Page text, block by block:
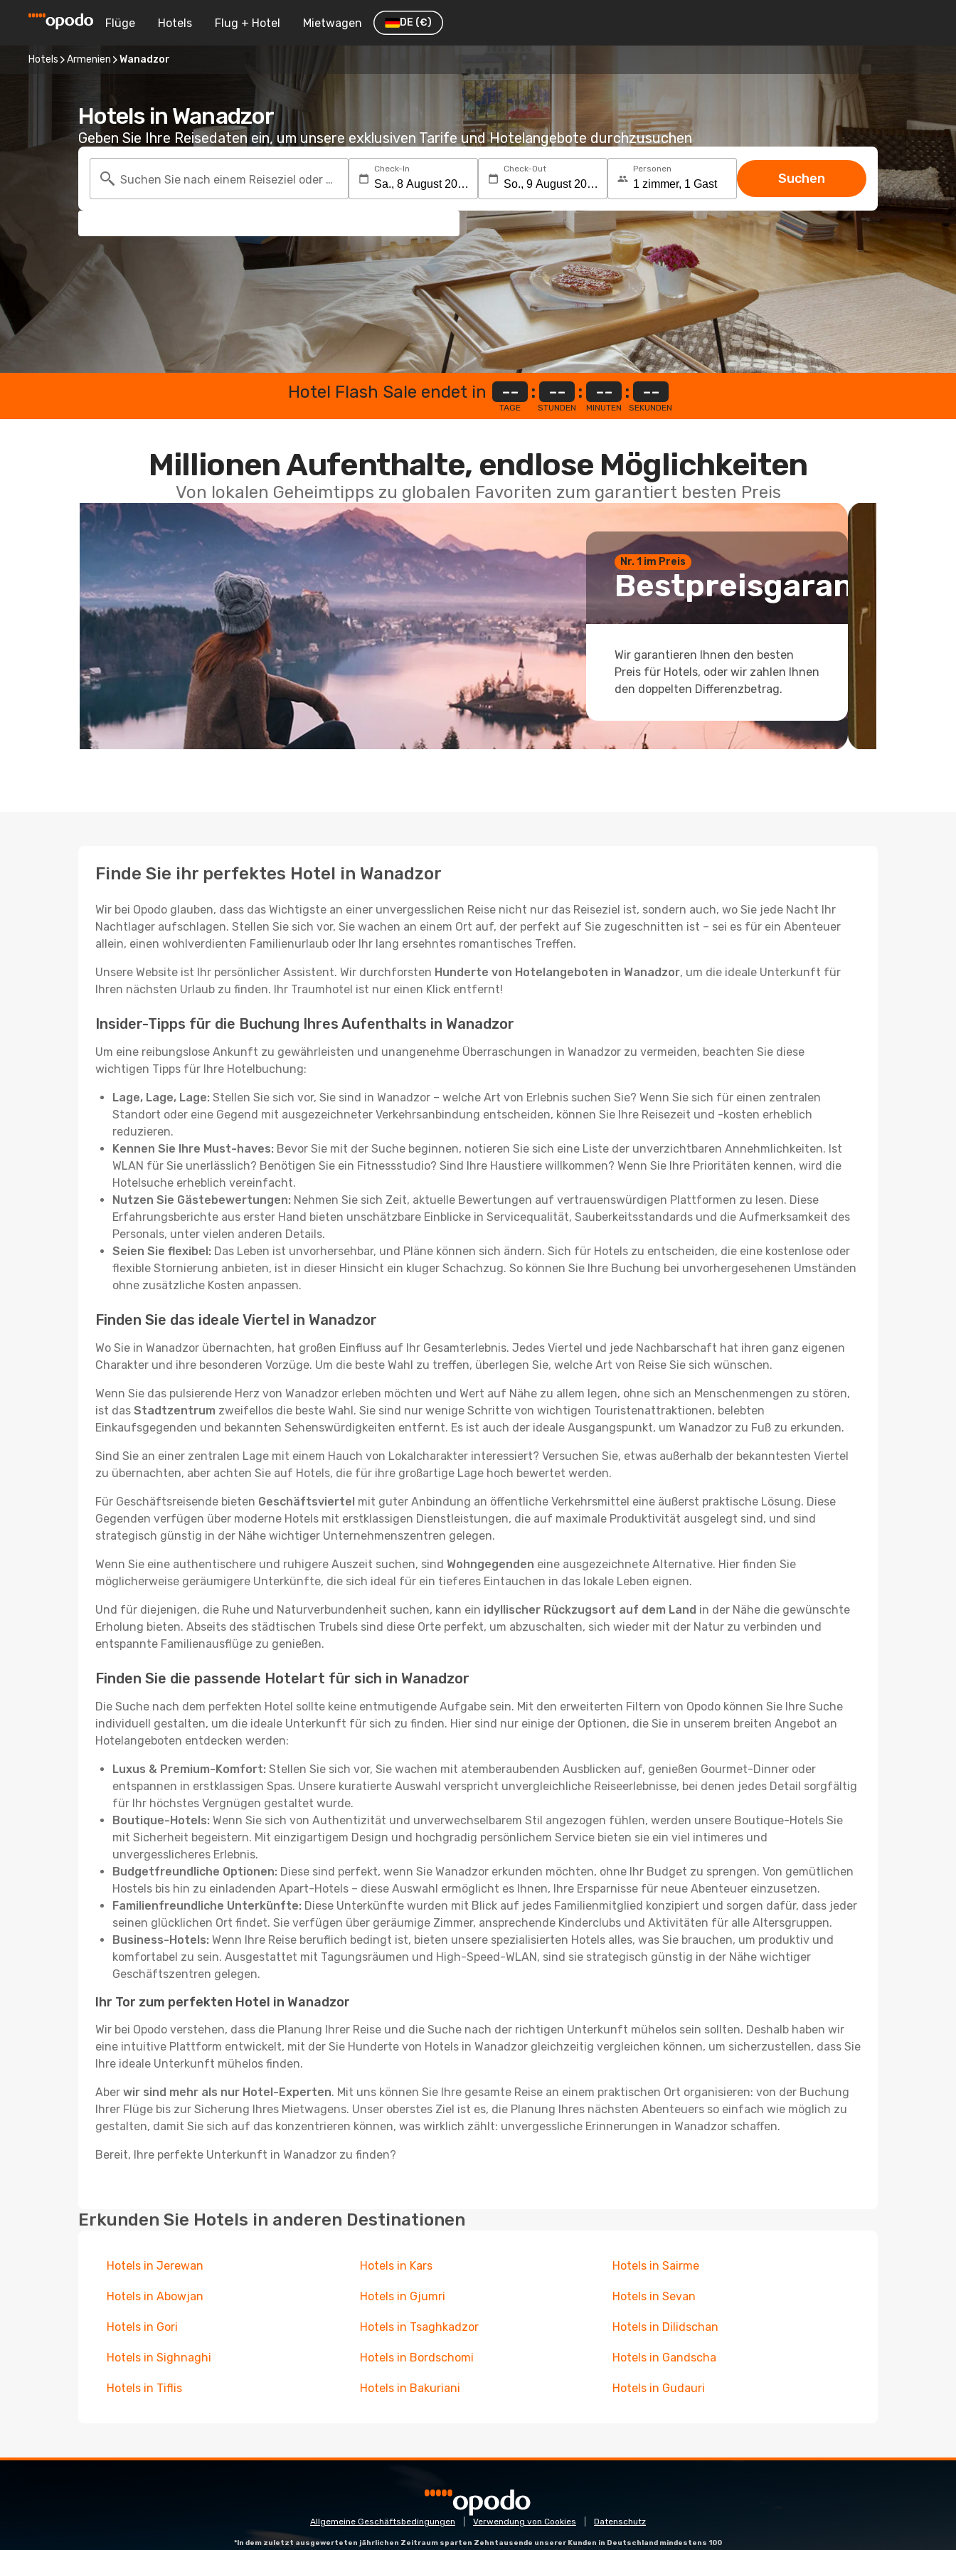
Flüge Hotels Flug + Hotel Mietwagen DE (€)
Hotels Armenien Wanadzor
Hotels in Wanadzor
Geben Sie Ihre Reisedaten ein, um unsere exklusiven Tarife und Hotelangebote durchzusuchen
Suchen Sie nach einem Reiseziel oder Hotel
Check-In Check-Out Personen
Suchen
Hotel Flash Sale endet in --
TAGE
: --
STUNDEN
: --
MINUTEN
: --
SEKUNDEN
Millionen Aufenthalte, endlose Möglichkeiten
Von lokalen Geheimtipps zu globalen Favoriten zum garantiert besten Preis
Nr. 1 im Preis
Bestpreisgarantie
Wir garantieren Ihnen den besten
Preis für Hotels, oder wir zahlen Ihnen
den doppelten Differenzbetrag.
Finde Sie ihr perfektes Hotel in Wanadzor
Wir bei Opodo glauben, dass das Wichtigste an einer unvergesslichen Reise nicht nur das Reiseziel ist, sondern auch, wo Sie jede Nacht Ihr
Nachtlager aufschlagen. Stellen Sie sich vor, Sie wachen an einem Ort auf, der perfekt auf Sie zugeschnitten ist – sei es für ein Abenteuer
allein, einen wohlverdienten Familienurlaub oder Ihr lang ersehntes romantisches Treffen.
Unsere Website ist Ihr persönlicher Assistent. Wir durchforsten Hunderte von Hotelangeboten in Wanadzor, um die ideale Unterkunft für
Ihren nächsten Urlaub zu finden. Ihr Traumhotel ist nur einen Klick entfernt!
Insider-Tipps für die Buchung Ihres Aufenthalts in Wanadzor
Um eine reibungslose Ankunft zu gewährleisten und unangenehme Überraschungen in Wanadzor zu vermeiden, beachten Sie diese
wichtigen Tipps für Ihre Hotelbuchung:
Lage, Lage, Lage: Stellen Sie sich vor, Sie sind in Wanadzor – welche Art von Erlebnis suchen Sie? Wenn Sie sich für einen zentralen
Standort oder eine Gegend mit ausgezeichneter Verkehrsanbindung entscheiden, können Sie Ihre Reisezeit und -kosten erheblich
reduzieren.
Kennen Sie Ihre Must-haves: Bevor Sie mit der Suche beginnen, notieren Sie sich eine Liste der unverzichtbaren Annehmlichkeiten. Ist
WLAN für Sie unerlässlich? Benötigen Sie ein Fitnessstudio? Sind Ihre Haustiere willkommen? Wenn Sie Ihre Prioritäten kennen, wird die
Hotelsuche erheblich vereinfacht.
Nutzen Sie Gästebewertungen: Nehmen Sie sich Zeit, aktuelle Bewertungen auf vertrauenswürdigen Plattformen zu lesen. Diese
Erfahrungsberichte aus erster Hand bieten unschätzbare Einblicke in Servicequalität, Sauberkeitsstandards und die Aufmerksamkeit des
Personals, unter vielen anderen Details.
Seien Sie flexibel: Das Leben ist unvorhersehbar, und Pläne können sich ändern. Sich für Hotels zu entscheiden, die eine kostenlose oder
flexible Stornierung anbieten, ist in dieser Hinsicht ein kluger Schachzug. So können Sie Ihre Buchung bei unvorhergesehenen Umständen
ohne zusätzliche Kosten anpassen.
Finden Sie das ideale Viertel in Wanadzor
Wo Sie in Wanadzor übernachten, hat großen Einfluss auf Ihr Gesamterlebnis. Jedes Viertel und jede Nachbarschaft hat ihren ganz eigenen
Charakter und ihre besonderen Vorzüge. Um die beste Wahl zu treffen, überlegen Sie, welche Art von Reise Sie sich wünschen.
Wenn Sie das pulsierende Herz von Wanadzor erleben möchten und Wert auf Nähe zu allem legen, ohne sich an Menschenmengen zu stören,
ist das Stadtzentrum zweifellos die beste Wahl. Sie sind nur wenige Schritte von wichtigen Touristenattraktionen, belebten
Einkaufsgegenden und bekannten Sehenswürdigkeiten entfernt. Es ist auch der ideale Ausgangspunkt, um Wanadzor zu Fuß zu erkunden.
Sind Sie an einer zentralen Lage mit einem Hauch von Lokalcharakter interessiert? Versuchen Sie, etwas außerhalb der bekanntesten Viertel
zu übernachten, aber achten Sie auf Hotels, die für ihre großartige Lage hoch bewertet werden.
Für Geschäftsreisende bieten Geschäftsviertel mit guter Anbindung an öffentliche Verkehrsmittel eine äußerst praktische Lösung. Diese
Gegenden verfügen über moderne Hotels mit erstklassigen Dienstleistungen, die auf maximale Produktivität ausgelegt sind, und sind
strategisch günstig in der Nähe wichtiger Unternehmenszentren gelegen.
Wenn Sie eine authentischere und ruhigere Auszeit suchen, sind Wohngegenden eine ausgezeichnete Alternative. Hier finden Sie
möglicherweise geräumigere Unterkünfte, die sich ideal für ein tieferes Eintauchen in das lokale Leben eignen.
Und für diejenigen, die Ruhe und Naturverbundenheit suchen, kann ein idyllischer Rückzugsort auf dem Land in der Nähe die gewünschte
Erholung bieten. Abseits des städtischen Trubels sind diese Orte perfekt, um abzuschalten, sich wieder mit der Natur zu verbinden und
entspannte Familienausflüge zu genießen.
Finden Sie die passende Hotelart für sich in Wanadzor
Die Suche nach dem perfekten Hotel sollte keine entmutigende Aufgabe sein. Mit den erweiterten Filtern von Opodo können Sie Ihre Suche
individuell gestalten, um die ideale Unterkunft für sich zu finden. Hier sind nur einige der Optionen, die Sie in unserem breiten Angebot an
Hotelangeboten entdecken werden:
Luxus & Premium-Komfort: Stellen Sie sich vor, Sie wachen mit atemberaubenden Ausblicken auf, genießen Gourmet-Dinner oder
entspannen in erstklassigen Spas. Unsere kuratierte Auswahl verspricht unvergleichliche Reiseerlebnisse, bei denen jedes Detail sorgfältig
für Ihr höchstes Vergnügen gestaltet wurde.
Boutique-Hotels: Wenn Sie sich von Authentizität und unverwechselbarem Stil angezogen fühlen, werden unsere Boutique-Hotels Sie
mit Sicherheit begeistern. Mit einzigartigem Design und hochgradig persönlichem Service bieten sie ein viel intimeres und
unvergesslicheres Erlebnis.
Budgetfreundliche Optionen: Diese sind perfekt, wenn Sie Wanadzor erkunden möchten, ohne Ihr Budget zu sprengen. Von gemütlichen
Hostels bis hin zu einladenden Apart-Hotels – diese Auswahl ermöglicht es Ihnen, Ihre Ersparnisse für neue Abenteuer einzusetzen.
Familienfreundliche Unterkünfte: Diese Unterkünfte wurden mit Blick auf jedes Familienmitglied konzipiert und sorgen dafür, dass jeder
seinen glücklichen Ort findet. Sie verfügen über geräumige Zimmer, ansprechende Kinderclubs und Aktivitäten für alle Altersgruppen.
Business-Hotels: Wenn Ihre Reise beruflich bedingt ist, bieten unsere spezialisierten Hotels alles, was Sie brauchen, um produktiv und
komfortabel zu sein. Ausgestattet mit Tagungsräumen und High-Speed-WLAN, sind sie strategisch günstig in der Nähe wichtiger
Geschäftszentren gelegen.
Ihr Tor zum perfekten Hotel in Wanadzor
Wir bei Opodo verstehen, dass die Planung Ihrer Reise und die Suche nach der richtigen Unterkunft mühelos sein sollten. Deshalb haben wir
eine intuitive Plattform entwickelt, mit der Sie Hunderte von Hotels in Wanadzor gleichzeitig vergleichen können, um sicherzustellen, dass Sie
Ihre ideale Unterkunft mühelos finden.
Aber wir sind mehr als nur Hotel-Experten. Mit uns können Sie Ihre gesamte Reise an einem praktischen Ort organisieren: von der Buchung
Ihrer Flüge bis zur Sicherung Ihres Mietwagens. Unser oberstes Ziel ist es, die Planung Ihres nächsten Abenteuers so einfach wie möglich zu
gestalten, damit Sie sich auf das konzentrieren können, was wirklich zählt: unvergessliche Erinnerungen in Wanadzor schaffen.
Bereit, Ihre perfekte Unterkunft in Wanadzor zu finden?
Erkunden Sie Hotels in anderen Destinationen
Hotels in Jerewan Hotels in Kars Hotels in Sairme
Hotels in Abowjan Hotels in Gjumri Hotels in Sevan
Hotels in Gori Hotels in Tsaghkadzor Hotels in Dilidschan
Hotels in Sighnaghi Hotels in Bordschomi Hotels in Gandscha
Hotels in Tiflis Hotels in Bakuriani Hotels in Gudauri
Allgemeine Geschäftsbedingungen Verwendung von Cookies Datenschutz
*In dem zuletzt ausgewerteten jährlichen Zeitraum sparten Zehntausende unserer Kunden in Deutschland mindestens 100